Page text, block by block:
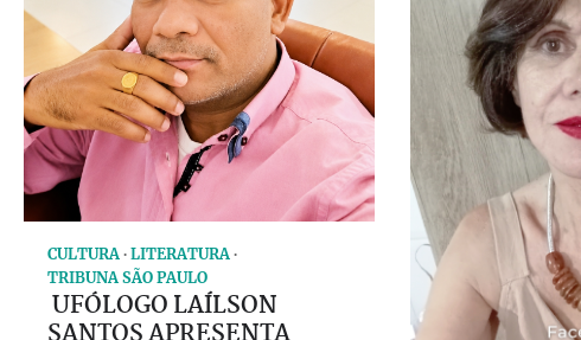
CULTURA LITERATURA
TRIBUNA SÃO PAULO
UFÓLOGO LAÍLSON